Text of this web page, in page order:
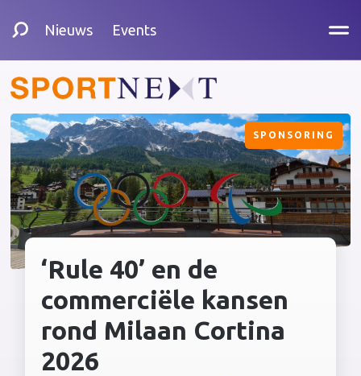
Nieuws Events
SPONSORING
‘Rule 40’ en de
commerciële kansen
rond Milaan Cortina
2026